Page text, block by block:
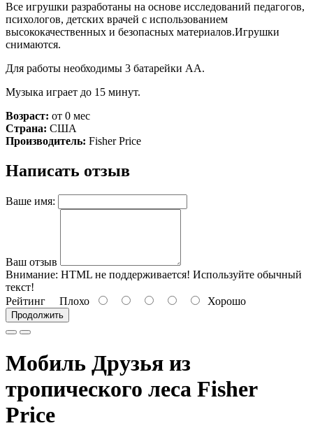
Все игрушки разработаны на основе исследований педагогов,
психологов, детских врачей с использованием
высококачественных и безопасных материалов.Игрушки
снимаются.
Для работы необходимы 3 батарейки АА.
Музыка играет до 15 минут.
Возраст: от 0 мес
Страна: США
Производитель: Fisher Price
Написать отзыв
Ваше имя:
Ваш отзыв
Внимание: HTML не поддерживается! Используйте обычный
текст!
Рейтинг Плохо Хорошо
Продолжить
Мобиль Друзья из
тропического леса Fisher
Price